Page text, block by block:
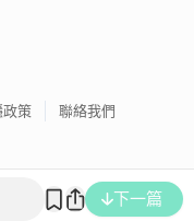
下一篇
政策 聯絡我們